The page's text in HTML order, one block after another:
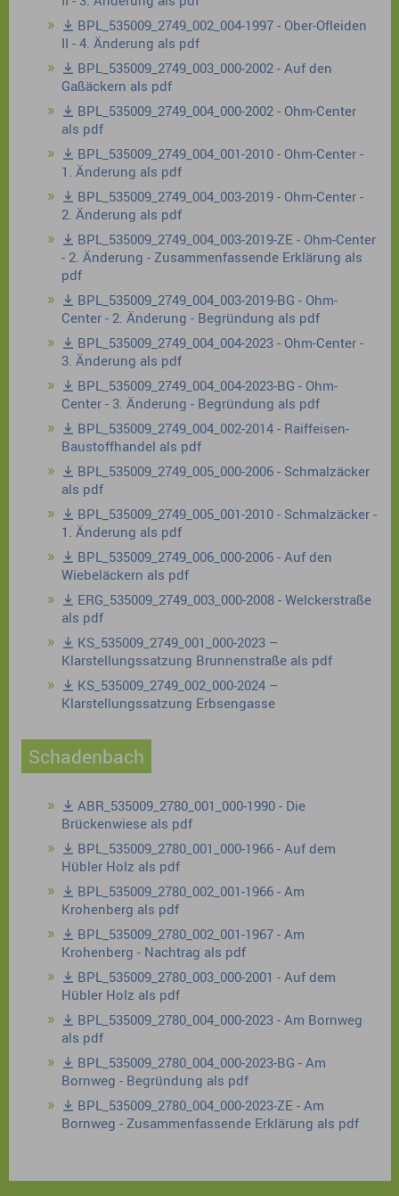
BPL_535009_2749_002_004-1997 - Ober-Ofleiden
II - 4. Änderung als pdf
BPL_535009_2749_003_000-2002 - Auf den
Gaßäckern als pdf
BPL_535009_2749_004_000-2002 - Ohm-Center
als pdf
BPL_535009_2749_004_001-2010 - Ohm-Center -
1. Änderung als pdf
BPL_535009_2749_004_003-2019 - Ohm-Center -
2. Änderung als pdf
BPL_535009_2749_004_003-2019-ZE - Ohm-Center
- 2. Änderung - Zusammenfassende Erklärung als
pdf
BPL_535009_2749_004_003-2019-BG - Ohm-
Center - 2. Änderung - Begründung als pdf
BPL_535009_2749_004_004-2023 - Ohm-Center -
3. Änderung als pdf
BPL_535009_2749_004_004-2023-BG - Ohm-
Center - 3. Änderung - Begründung als pdf
BPL_535009_2749_004_002-2014 - Raiffeisen-
Baustoffhandel als pdf
BPL_535009_2749_005_000-2006 - Schmalzäcker
als pdf
BPL_535009_2749_005_001-2010 - Schmalzäcker -
1. Änderung als pdf
BPL_535009_2749_006_000-2006 - Auf den
Wiebeläckern als pdf
ERG_535009_2749_003_000-2008 - Welckerstraße
als pdf
KS_535009_2749_001_000-2023 –
Klarstellungssatzung Brunnenstraße als pdf
KS_535009_2749_002_000-2024 –
Klarstellungssatzung Erbsengasse
Schadenbach
ABR_535009_2780_001_000-1990 - Die
Brückenwiese als pdf
BPL_535009_2780_001_000-1966 - Auf dem
Hübler Holz als pdf
BPL_535009_2780_002_001-1966 - Am
Krohenberg als pdf
BPL_535009_2780_002_001-1967 - Am
Krohenberg - Nachtrag als pdf
BPL_535009_2780_003_000-2001 - Auf dem
Hübler Holz als pdf
BPL_535009_2780_004_000-2023 - Am Bornweg
als pdf
BPL_535009_2780_004_000-2023-BG - Am
Bornweg - Begründung als pdf
BPL_535009_2780_004_000-2023-ZE - Am
Bornweg - Zusammenfassende Erklärung als pdf